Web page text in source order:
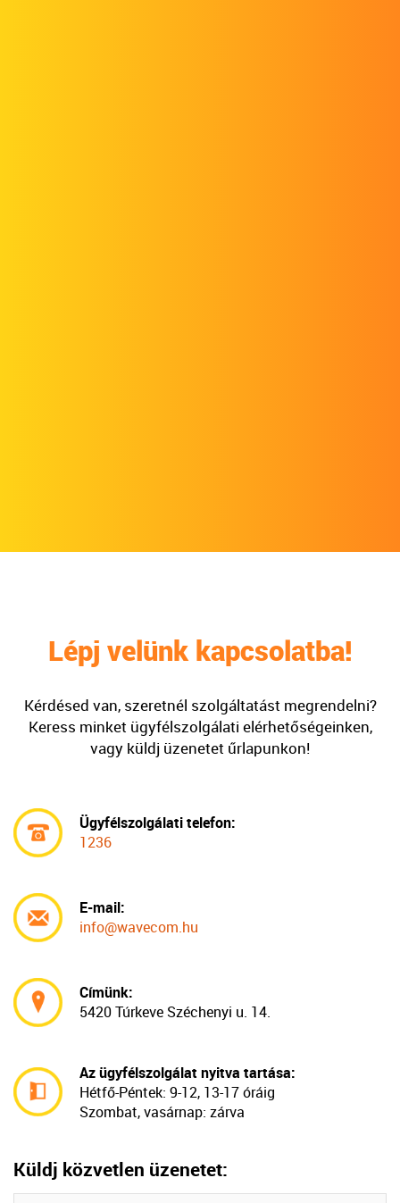
Lépj velünk kapcsolatba!
Kérdésed van, szeretnél szolgáltatást megrendelni?
Keress minket ügyfélszolgálati elérhetőségeinken,
vagy küldj üzenetet űrlapunkon!
Ügyfélszolgálati telefon:
1236
E-mail:
info@wavecom.hu
Címünk:
5420 Túrkeve Széchenyi u. 14.
Az ügyfélszolgálat nyitva tartása:
Hétfő-Péntek: 9-12, 13-17 óráig
Szombat, vasárnap: zárva
Küldj közvetlen üzenetet: